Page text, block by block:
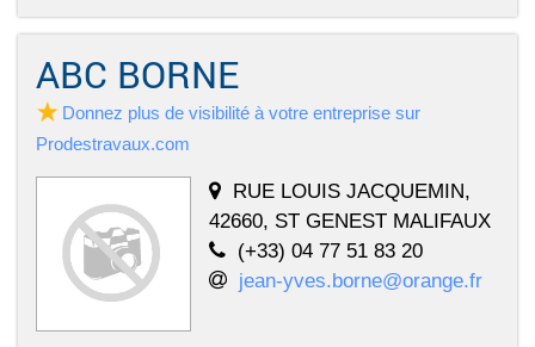
ABC BORNE
Donnez plus de visibilité à votre entreprise sur
Prodestravaux.com
RUE LOUIS JACQUEMIN,
42660, ST GENEST MALIFAUX
(+33) 04 77 51 83 20
jean-yves.borne@orange.fr